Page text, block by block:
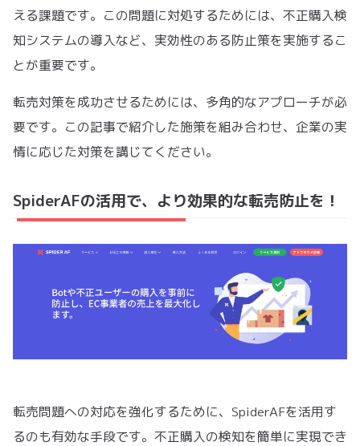
える課題です。この問題に対処するためには、不正購入検
知システムの導入など、実効性のある防止策を実施するこ
とが重要です。
転売対策を成功させるためには、多角的なアプローチが必
要です。この記事で紹介した施策を組み合わせ、企業の実
情に応じた対策を講じてください。
SpiderAFの活用で、より効果的な転売防止を！
転売問題への対応を強化するために、SpiderAFを活用す
るのも有効な手段です。不正購入の検知を簡単に実現でき